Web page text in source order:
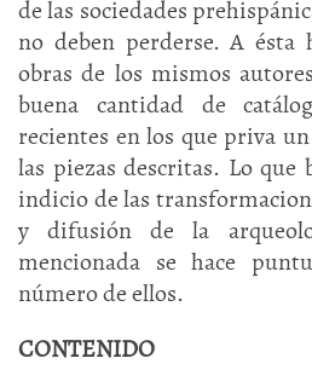
de las sociedades
no deben perderse. A ésta
obras de los mismos
buena cantidad de
recientes en los que priva
las piezas descritas. Lo
indicio de las
y difusión de la
mencionada se hace
número de ellos.
CONTENIDO